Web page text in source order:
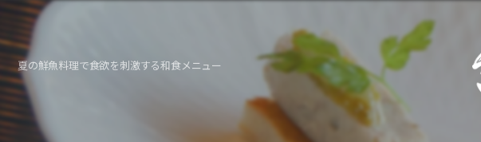
夏の鮮魚料理で食欲を刺激する和食メニュー